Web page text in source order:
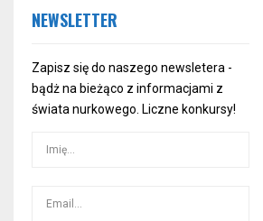
NEWSLETTER
Zapisz się do naszego newsletera -
bądż na bieżąco z informacjami z
świata nurkowego. Liczne konkursy!